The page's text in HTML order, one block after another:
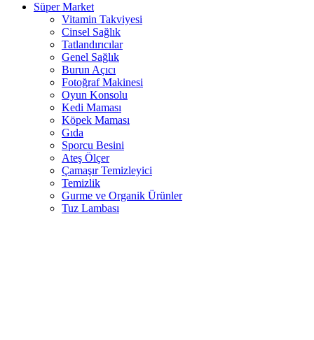
Süper Market
Vitamin Takviyesi
Cinsel Sağlık
Tatlandırıcılar
Genel Sağlık
Burun Açıcı
Fotoğraf Makinesi
Oyun Konsolu
Kedi Maması
Köpek Maması
Gıda
Sporcu Besini
Ateş Ölçer
Çamaşır Temizleyici
Temizlik
Gurme ve Organik Ürünler
Tuz Lambası